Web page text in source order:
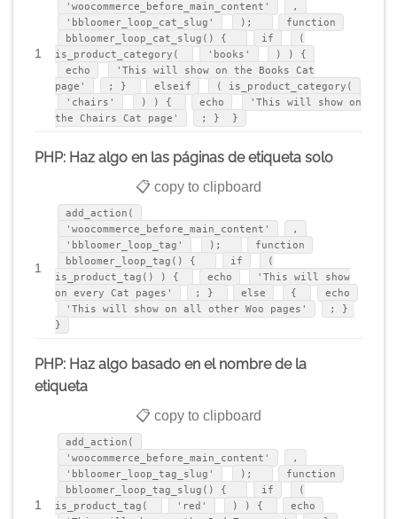
1
'woocommerce_before_main_content'
,
'bbloomer_loop_cat_slug'
);
function
bbloomer_loop_cat_slug() {
if
(
is_product_category(
'books'
) ) {
echo
'This will show on the Books Cat
page'
; } elseif
( is_product_category(
'chairs'
) ) { echo
'This will show on
the Chairs Cat page'
; } }
PHP: Haz algo en las páginas de etiqueta solo
📋 copy to clipboard
1
add_action(
'woocommerce_before_main_content'
,
'bbloomer_loop_tag'
);
function
bbloomer_loop_tag() {
if
(
is_product_tag() ) {
echo
'This will show
on every Cat pages'
; } else {
echo
'This will show on all other Woo pages'
; }
}
PHP: Haz algo basado en el nombre de la
etiqueta
📋 copy to clipboard
1
add_action(
'woocommerce_before_main_content'
,
'bbloomer_loop_tag_slug'
);
function
bbloomer_loop_tag_slug() {
if
(
is_product_tag(
'red' ) ) {
echo